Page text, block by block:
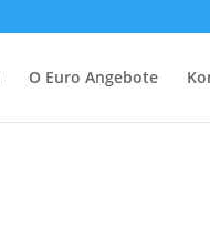
O Euro Angebote